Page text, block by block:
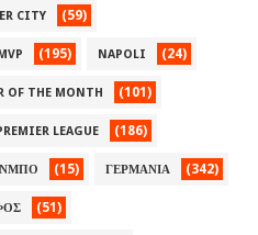
CITY (59)
(195) NAPOLI (24)
OF THE MONTH (101)
LEAGUE (186)
(15) ΓΕΡΜΑΝΙΑ (342)
(51)